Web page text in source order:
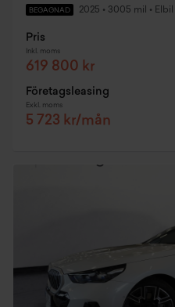
BEGAGNAD 2025 • 3005 mil • Elbil
Pris
Inkl. moms
619 800 kr
Företagsleasing
Exkl. moms
5 723 kr/mån